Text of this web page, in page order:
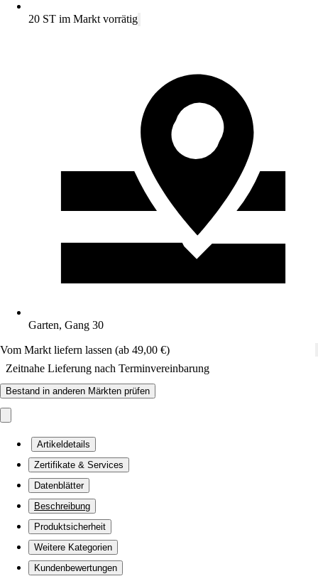
20 ST im Markt vorrätig
Garten, Gang 30
Vom Markt liefern lassen (ab 49,00 €)
Zeitnahe Lieferung nach Terminvereinbarung
Bestand in anderen Märkten prüfen
Artikeldetails
Zertifikate & Services
Datenblätter
Beschreibung
Produktsicherheit
Weitere Kategorien
Kundenbewertungen